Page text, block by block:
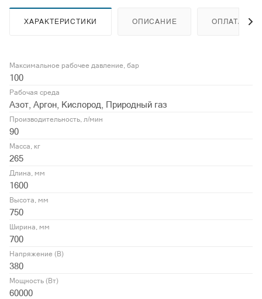
ХАРАКТЕРИСТИКИ ОПИСАНИЕ ОПЛАТА
Максимальное рабочее давление, бар
100
Рабочая среда
Азот, Аргон, Кислород, Природный газ
Производительность, л/мин
90
Масса, кг
265
Длина, мм
1600
Высота, мм
750
Ширина, мм
700
Напряжение (В)
380
Мощность (Вт)
60000